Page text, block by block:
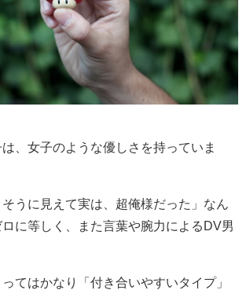
、女子のような優しさを持っていま
そうに見えて実は、超俺様だった」なん
に等しく、また言葉や腕力によるDV男
てはかなり「付き合いやすいタイプ」